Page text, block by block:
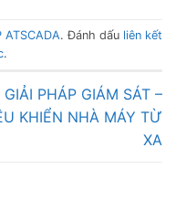
ATSCADA. Đánh dấu liên kết
.
GIẢI PHÁP GIÁM SÁT –
KHIỂN NHÀ MÁY TỪ
XA